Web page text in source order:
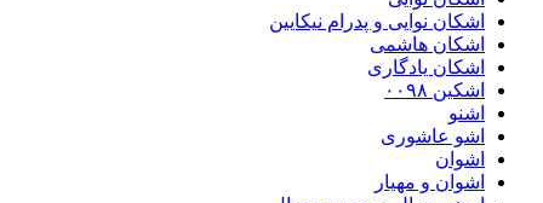
اشکان نوایی و پدرام نیکایین
اشکان هاشمی
اشکان یادگاری
اشکین ۰۰۹۸
اشنو
اشو عاشوری
اشوان
اشوان و مهیار